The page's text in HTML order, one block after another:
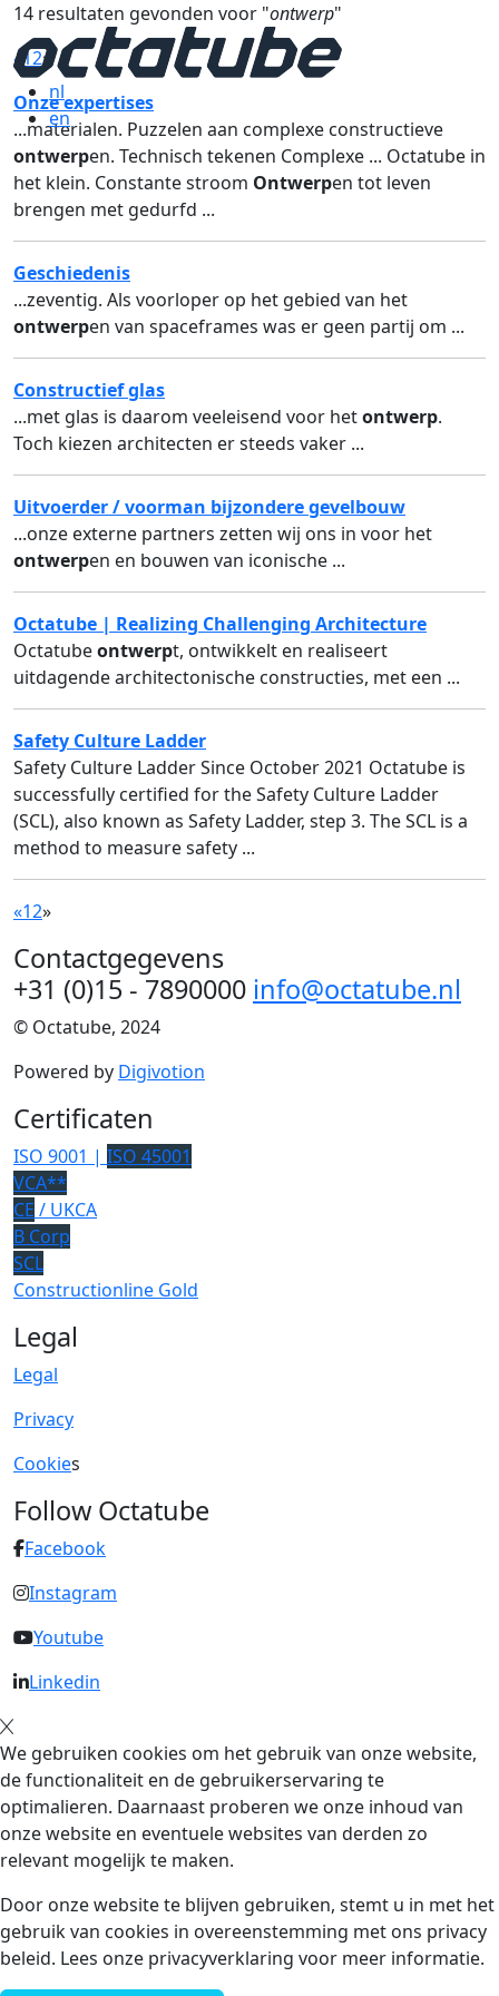
nl
en
14 resultaten gevonden voor "ontwerp"
« 12»
Onze expertises
...materialen. Puzzelen aan complexe constructieve
ontwerpen. Technisch tekenen Complexe ... Octatube in
het klein. Constante stroom Ontwerpen tot leven
brengen met gedurfd ...
Geschiedenis
...zeventig. Als voorloper op het gebied van het
ontwerpen van spaceframes was er geen partij om ...
Constructief glas
...met glas is daarom veeleisend voor hetontwerp.
Toch kiezen architecten er steeds vaker ...
Uitvoerder / voorman bijzondere gevelbouw
...onze externe partners zetten wij ons in voor het
ontwerpen en bouwen van iconische ...
Octatube | Realizing Challenging Architecture
Octatubeontwerpt, ontwikkelt en realiseert
uitdagende architectonische constructies, met een ...
Safety Culture Ladder
Safety Culture Ladder Since October 2021 Octatube is
successfully certified for the Safety Culture Ladder
(SCL), also known as Safety Ladder, step 3. The SCL is a
method to measure safety ...
«12»
Contactgegevens
+31 (0)15 - 7890000 info@octatube.nl
© Octatube, 2024
Powered by Digivotion
Certificaten
ISO 9001 | ISO 45001
VCA**
CE / UKCA
B Corp
SCL
Constructionline Gold
Legal
Legal
Privacy
Cookies
Follow Octatube
Facebook
Instagram
Youtube
Linkedin
We gebruiken cookies om het gebruik van onze website,
de functionaliteit en de gebruikerservaring te
optimalieren. Daarnaast proberen we onze inhoud van
onze website en eventuele websites van derden zo
relevant mogelijk te maken.
Door onze website te blijven gebruiken, stemt u in met het
gebruik van cookies in overeenstemming met ons privacy
beleid. Lees onze privacyverklaring voor meer informatie.